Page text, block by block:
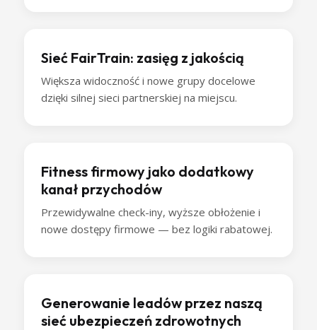
Sieć FairTrain: zasięg z jakością
Większa widoczność i nowe grupy docelowe
dzięki silnej sieci partnerskiej na miejscu.
Fitness firmowy jako dodatkowy
kanał przychodów
Przewidywalne check-iny, wyższe obłożenie i
nowe dostępy firmowe — bez logiki rabatowej.
Generowanie leadów przez naszą
sieć ubezpieczeń zdrowotnych